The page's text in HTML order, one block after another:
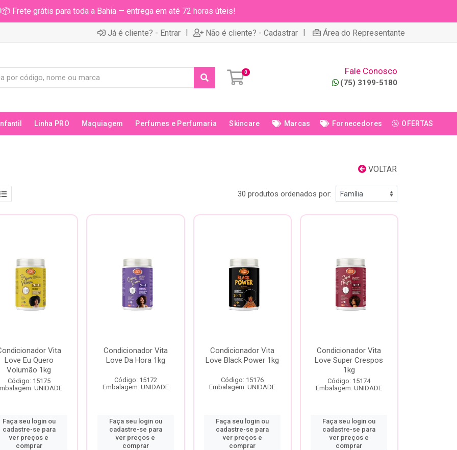
Frete grátis para toda a Bahia — entrega em até 72 horas úteis!
Já é cliente? - Entrar | Não é cliente? - Cadastrar | Área do Representante
0 Fale Conosco
(75) 3199-5180
Linha PRO Maquiagem Perfumes e Perfumaria Skincare Marcas Fornecedores OFERTAS
VOLTAR
30 produtos ordenados por:
Vita
Love Eu Quero
Volumão 1kg
Código: 15175
UNIDADE
Faça seu login ou
cadastre-se para
ver preços e
comprar
Condicionador Vita
Love Da Hora 1kg
Código: 15172
Embalagem: UNIDADE
Faça seu login ou
cadastre-se para
ver preços e
comprar
Condicionador Vita
Love Black Power 1kg
Código: 15176
Embalagem: UNIDADE
Faça seu login ou
cadastre-se para
ver preços e
comprar
Condicionador Vita
Love Super Crespos
1kg
Código: 15174
Embalagem: UNIDADE
Faça seu login ou
cadastre-se para
ver preços e
comprar